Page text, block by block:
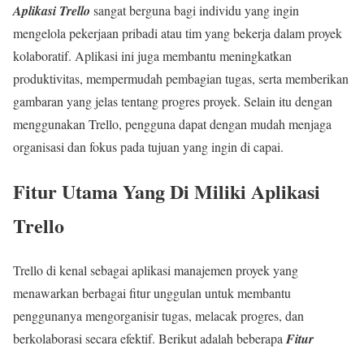
Aplikasi Trello sangat berguna bagi individu yang ingin
mengelola pekerjaan pribadi atau tim yang bekerja dalam proyek
kolaboratif. Aplikasi ini juga membantu meningkatkan
produktivitas, mempermudah pembagian tugas, serta memberikan
gambaran yang jelas tentang progres proyek. Selain itu dengan
menggunakan Trello, pengguna dapat dengan mudah menjaga
organisasi dan fokus pada tujuan yang ingin di capai.
Fitur Utama Yang Di Miliki Aplikasi
Trello
Trello di kenal sebagai aplikasi manajemen proyek yang
menawarkan berbagai fitur unggulan untuk membantu
penggunanya mengorganisir tugas, melacak progres, dan
berkolaborasi secara efektif. Berikut adalah beberapa Fitur